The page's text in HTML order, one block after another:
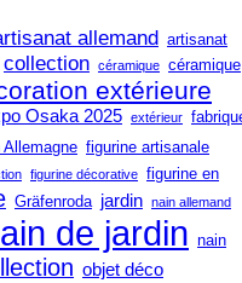
allemand artisanat
collection céramique céramique
extérieure
Osaka 2025 extérieur
figurine artisanale
figurine décorative figurine en
Gräfenroda jardin nain allemand
de jardin nain
objet déco